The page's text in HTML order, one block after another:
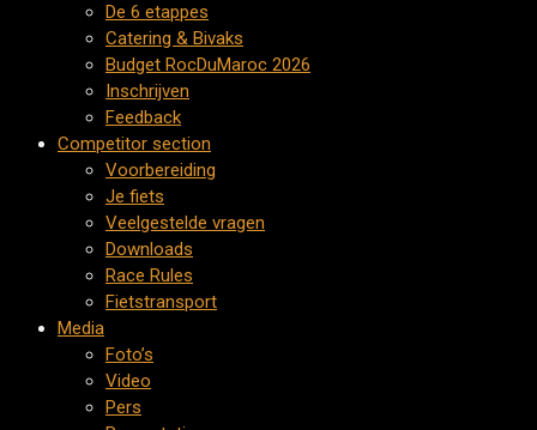
De 6 etappes
Catering & Bivaks
Budget RocDuMaroc 2026
Inschrijven
Feedback
Competitor section
Voorbereiding
Je fiets
Veelgestelde vragen
Downloads
Race Rules
Fietstransport
Media
Foto’s
Video
Pers